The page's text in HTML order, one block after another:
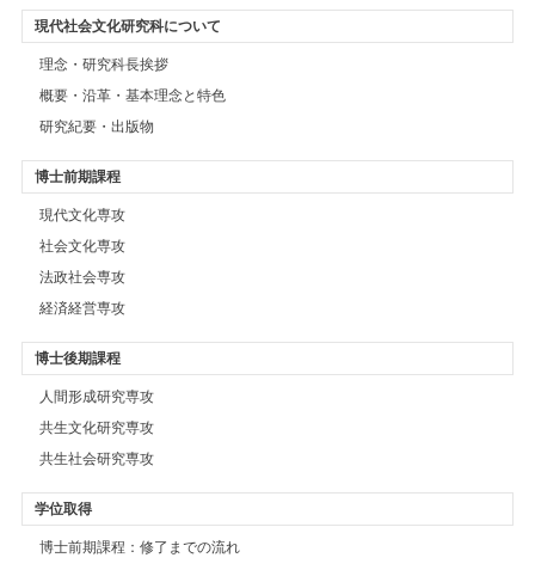
現代社会文化研究科について
理念・研究科長挨拶
概要・沿革・基本理念と特色
研究紀要・出版物
博士前期課程
現代文化専攻
社会文化専攻
法政社会専攻
経済経営専攻
博士後期課程
人間形成研究専攻
共生文化研究専攻
共生社会研究専攻
学位取得
博士前期課程：修了までの流れ